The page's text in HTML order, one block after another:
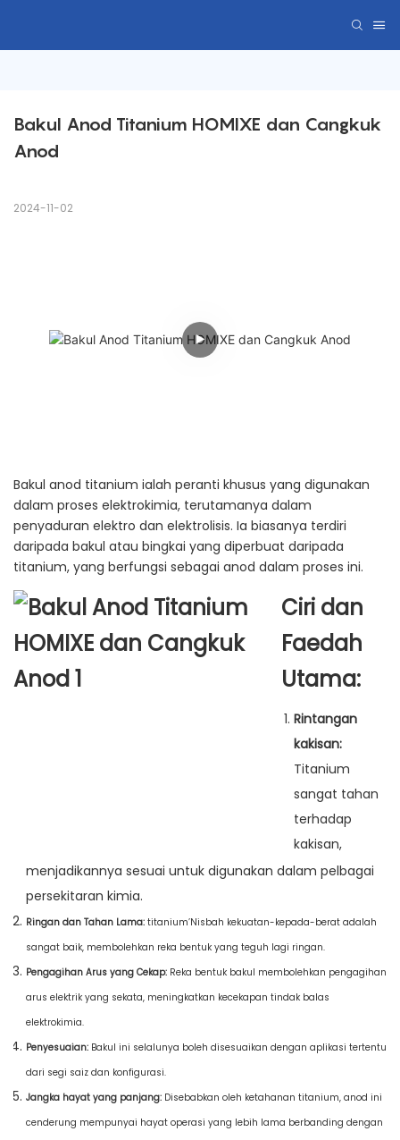
Bakul Anod Titanium HOMIXE dan Cangkuk
Anod
2024-11-02
Bakul anod titanium ialah peranti khusus yang digunakan
dalam proses elektrokimia, terutamanya dalam
penyaduran elektro dan elektrolisis. Ia biasanya terdiri
daripada bakul atau bingkai yang diperbuat daripada
titanium, yang berfungsi sebagai anod dalam proses ini.
Ciri dan
Faedah
Utama:
Rintangan
kakisan:
Titanium
sangat tahan
terhadap
kakisan,
menjadikannya sesuai untuk digunakan dalam pelbagai
persekitaran kimia.
Ringan dan Tahan Lama: titanium’Nisbah kekuatan-kepada-berat adalah
sangat baik, membolehkan reka bentuk yang teguh lagi ringan.
Pengagihan Arus yang Cekap: Reka bentuk bakul membolehkan pengagihan
arus elektrik yang sekata, meningkatkan kecekapan tindak balas
elektrokimia.
Penyesuaian: Bakul ini selalunya boleh disesuaikan dengan aplikasi tertentu
dari segi saiz dan konfigurasi.
Jangka hayat yang panjang: Disebabkan oleh ketahanan titanium, anod ini
cenderung mempunyai hayat operasi yang lebih lama berbanding dengan